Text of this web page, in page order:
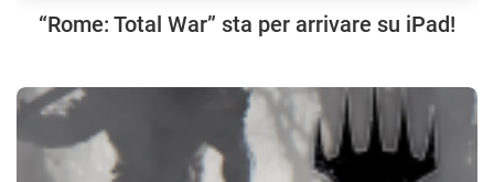
“Rome: Total War” sta per arrivare su iPad!